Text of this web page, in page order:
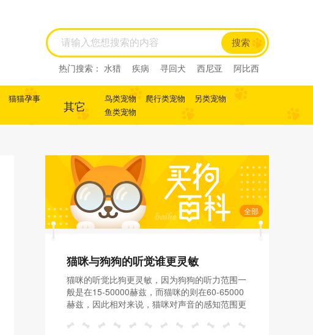
搜索
热门搜索： 水猎 疾病 寻回犬 西尼亚
阿比西
猫猫孕事
其它 鸟类宠物 爬行类宠物
另类宠物
鱼类宠物
全部
猫咪与狗狗的听觉谁更灵敏
猫咪的听觉比狗更灵敏，因为狗狗的听力范围一
般是在15-50000赫兹，而猫咪的则在60-65000
赫兹，因此相对来说，猫咪对声音的感知范围更